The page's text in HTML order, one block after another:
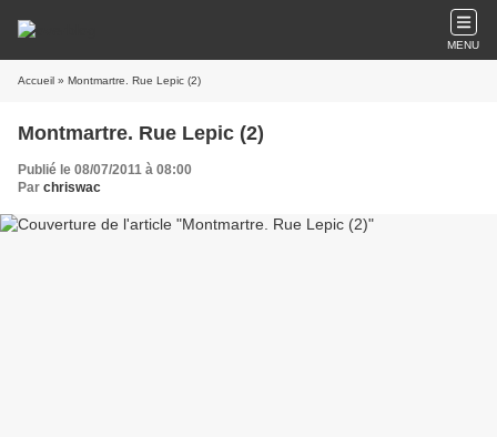
MENU
Accueil » Montmartre. Rue Lepic (2)
Montmartre. Rue Lepic (2)
Publié le 08/07/2011 à 08:00
Par chriswac